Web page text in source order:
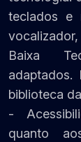
teclados e
Baixa
adaptados.
biblioteca
-
quanto